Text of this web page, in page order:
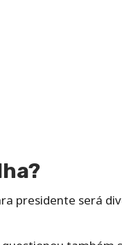
presidente será